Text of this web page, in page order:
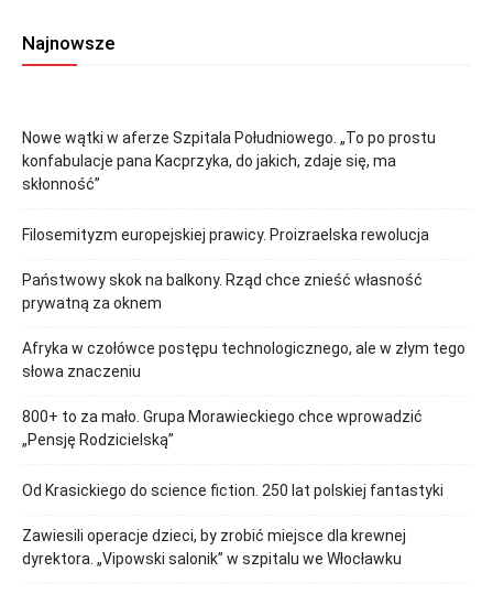
Najnowsze
Nowe wątki w aferze Szpitala Południowego. „To po prostu
konfabulacje pana Kacprzyka, do jakich, zdaje się, ma
skłonność”
Filosemityzm europejskiej prawicy. Proizraelska rewolucja
Państwowy skok na balkony. Rząd chce znieść własność
prywatną za oknem
Afryka w czołówce postępu technologicznego, ale w złym tego
słowa znaczeniu
800+ to za mało. Grupa Morawieckiego chce wprowadzić
„Pensję Rodzicielską”
Od Krasickiego do science fiction. 250 lat polskiej fantastyki
Zawiesili operacje dzieci, by zrobić miejsce dla krewnej
dyrektora. „Vipowski salonik” w szpitalu we Włocławku